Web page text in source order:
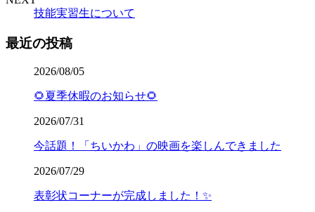
技能実習生について
最近の投稿
2026/08/05
🌻夏季休暇のお知らせ🌻
2026/07/31
今話題！「ちいかわ」の映画を楽しんできました
2026/07/29
表彰状コーナーが完成しました！✨